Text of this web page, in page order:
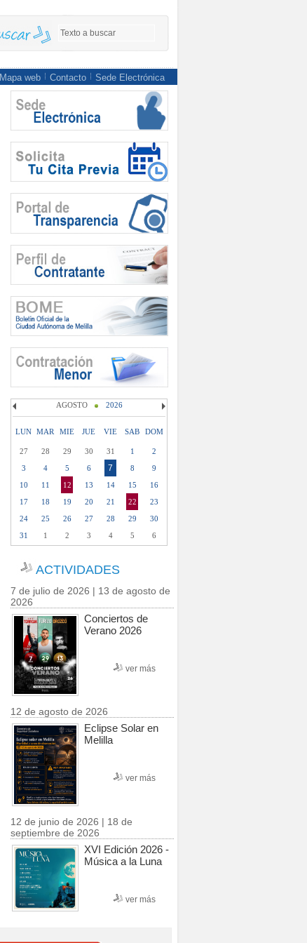
Mapa web Contacto Sede Electrónica
AGOSTO 2026
LUN MAR MIE JUE VIE SAB DOM
27 28 29 30 31 1
2
3
4 5 6 7 8
9
10
11 12 13 14 15
16
17
18 19 20 21 22
23
24
25 26 27 28 29
30
31
1 2 3 4 5 6
ACTIVIDADES
7 de julio de 2026 | 13 de agosto de
2026
Conciertos de
Verano 2026
ver más
12 de agosto de 2026
Eclipse Solar en
Melilla
ver más
12 de junio de 2026 | 18 de
septiembre de 2026
XVI Edición 2026 -
Música a la Luna
ver más